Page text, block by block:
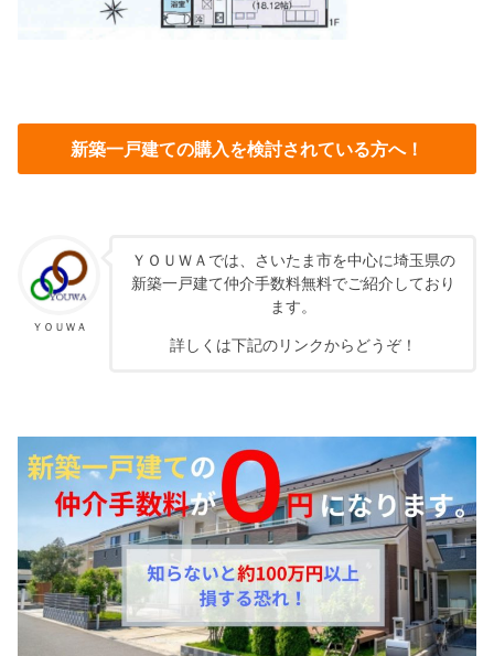
新築一戸建ての購入を検討されている方へ！
ＹＯＵＷＡ
ＹＯＵＷＡでは、さいたま市を中心に埼玉県の
新築一戸建て仲介手数料無料でご紹介しており
ます。
詳しくは下記のリンクからどうぞ！